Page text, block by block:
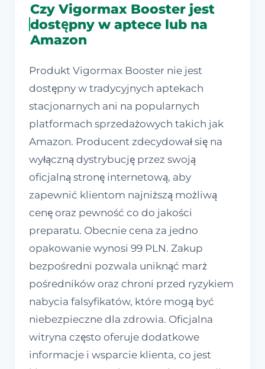
Czy Vigormax Booster jest
dostępny w aptece lub na
Amazon
Produkt Vigormax Booster nie jest
dostępny w tradycyjnych aptekach
stacjonarnych ani na popularnych
platformach sprzedażowych takich jak
Amazon. Producent zdecydował się na
wyłączną dystrybucję przez swoją
oficjalną stronę internetową, aby
zapewnić klientom najniższą możliwą
cenę oraz pewność co do jakości
preparatu. Obecnie cena za jedno
opakowanie wynosi 99 PLN. Zakup
bezpośredni pozwala uniknąć marż
pośredników oraz chroni przed ryzykiem
nabycia falsyfikatów, które mogą być
niebezpieczne dla zdrowia. Oficjalna
witryna często oferuje dodatkowe
informacje i wsparcie klienta, co jest